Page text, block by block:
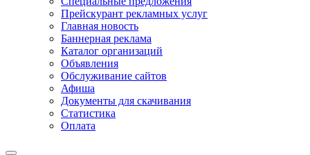
Прейскурант рекламных услуг
Главная новость
Баннерная реклама
Каталог организаций
Объявления
Обслуживание сайтов
Афиша
Документы для скачивания
Статистика
Оплата